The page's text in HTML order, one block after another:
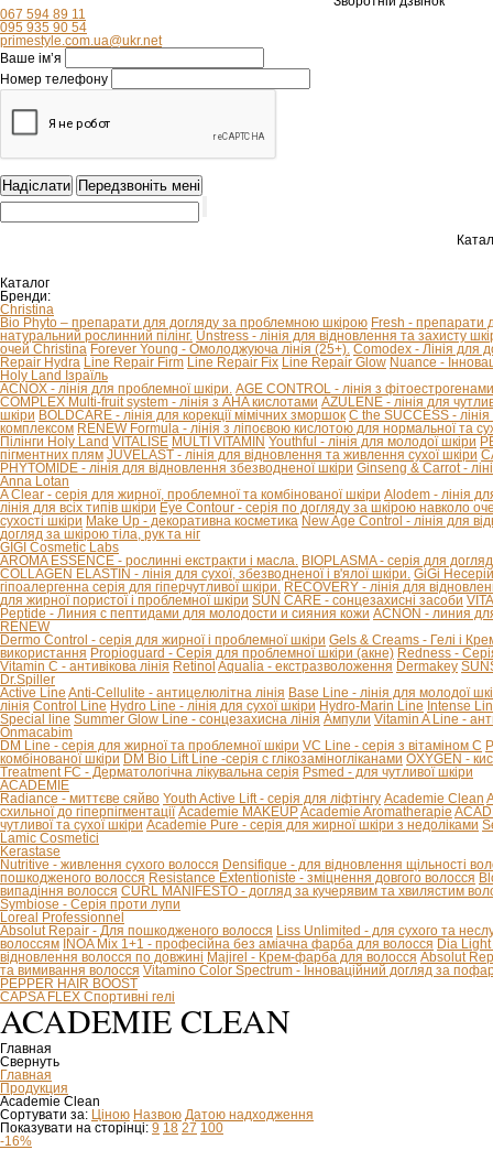
067 594 89 11
095 935 90 54
primestyle.com.ua@ukr.net
Ваше ім’я
Номер телефону
Каталог
Бренди:
Christina
Bio Phyto – препарати для догляду за проблемною шкірою Fresh - препарати
натуральний рослинний пілінг. Unstress - лінія для відновлення та захисту
очей Christina Forever Young - Омолоджуюча лінія (25+). Comodex - Лінія для
Repair Hydra Line Repair Firm Line Repair Fix Line Repair Glow Nuance -
Holy Land Ізраїль
ACNOX - лінія для проблемної шкіри. AGE CONTROL - лінія з
COMPLEX Multi-fruit system - лінія з AHA кислотами AZULENE - лінія для
шкіри BOLDCARE - лінія для корекції мімічних зморшок C the SUCCESS -
комплексом RENEW Formula - лінія з ліпоєвою кислотою для нормальної та
Пілінги Holy Land VITALISE MULTI VITAMIN Youthful - лінія для молодої шкіри
пігментних плям JUVELAST - лінія для відновлення та живлення сухої шкіри
PHYTOMIDE - лінія для відновлення збезводненої шкіри Ginseng & Carrot -
Anna Lotan
A Clear - серія для жирної, проблемної та комбінованої шкіри Alodem - лінія
лінія для всіх типів шкіри Eye Contour - серія по догляду за шкірою навколо
сухості шкіри Make Up - декоративна косметика New Age Control - лінія для
догляд за шкірою тіла, рук та ніг
GIGI Cosmetic Labs
AROMA ESSENCE - рослинні екстракти і масла. BIOPLASMA - серія для
COLLAGEN ELASTIN - лінія для сухої, збезводненої і в'ялої шкіри. GiGi
гіпоалергенна серія для гіперчутливої ​​шкіри. RECOVERY - лінія для
для жирної пористої і проблемної шкіри SUN CARE - сонцезахисні засоби
Peptide - Линия с пептидами для молодости и сияния кожи ACNON - линия
RENEW
Dermo Control - серія для жирної і проблемної шкіри Gels & Creams - Гелі і
використання Propioguard - Серія для проблемної шкіри (акне) Redness -
Vitamin C - антивікова лінія Retinol Aqualia - екстразволоження Dermakey
Dr.Spiller
Active Line Anti-Cellulite - антицелюлітна лінія Base Line - лінія для молодої
лінія Control Line Hydro Line - лінія для сухої шкіри Hydro-Marin Line Intense
Special line Summer Glow Line - сонцезахисна лінія Ампули Vitamin A Line -
Onmacabim
DM Line - серія для жирної та проблемної шкіри VC Line - серія з вітаміном С
комбінованої шкіри DM Bio Lift Line -cерія с глікозаміногліканами OXYGEN -
Treatment FC - Дерматологічна лікувальна серія Psmed - для чутливої шкіри
ACADEMIE
Radiance - миттєве сяйво Youth Active Lift - серія для ліфтінгу Academie Clean
схильної до гіперпігментації Academie MAKEUPAcademie Aromatherapie
чутливої та сухої шкіри Academie Pure - серія для жирної шкіри з недоліками
Lamic Cosmetici
Kerastase
Nutritive - живлення сухого волосся Densifique - для відновлення щільності
пошкодженого волосся Resistance Extentioniste - зміцнення довгого волосся
випадіння волосся CURL MANIFESTO - догляд за кучерявим та хвилястим
Symbiose - Серія проти лупи
Loreal Professionnel
Absolut Repair - Для пошкодженого волосся Liss Unlimited - для сухого та
волоссям INOA Mix 1+1 - професійна без аміачна фарба для волосся Dia Light
відновлення волосся по довжині Majirel - Крем-фарба для волосся Absolut
та вимивання волосся Vitamino Color Spectrum - Інноваційний догляд за
PEPPER HAIR BOOST
CAPSA FLEX Спортивні гелі
ACADEMIE CLEAN
Главная
Свернуть
Главная
Продукция
Academie Clean
Сортувати за: Ціною Назвою Датою надходження
Показувати на сторінці: 9 18 27 100
-16%